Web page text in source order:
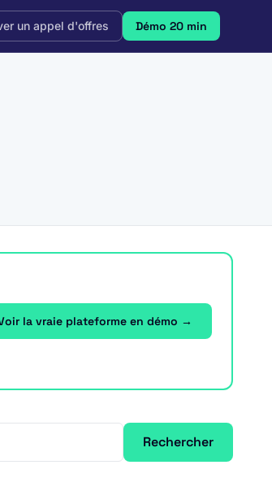
un appel d'offres Démo 20 min
la vraie plateforme en démo →
Rechercher